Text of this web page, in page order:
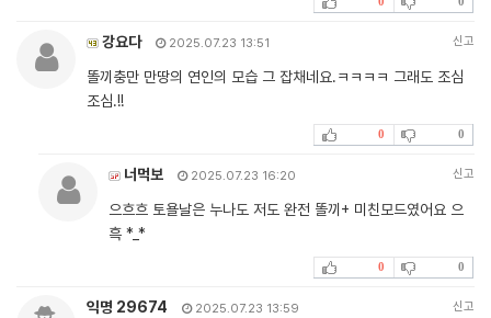
강요다 2025.07.23 13:51 신고
똘끼충만 만땅의 연인의 모습 그 잡채네요.ㅋㅋㅋㅋ 그래도 조심
조심.!!
0 0
너먹보 2025.07.23 16:20 신고
으흐흐 토욜날은 누나도 저도 완전 똘끼+ 미친모드였어요 으
흑 *_*
0 0
익명 29674 2025.07.23 13:59 신고